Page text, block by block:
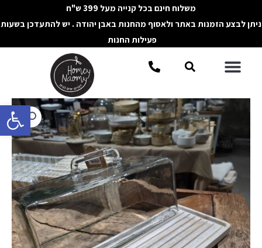
פתח
לתוכן
משלוח חינם בכל קנייה מעל 399 ש"ח
ניתן לבצע הזמנות באתר ולאסוף מהחנות באבן יהודה . יש להתעדכן בשעות
פעילות החנות
תפריטחיפוש